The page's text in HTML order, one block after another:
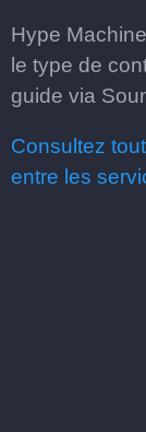
Hype
le type de
guide via
Consultez
entre les